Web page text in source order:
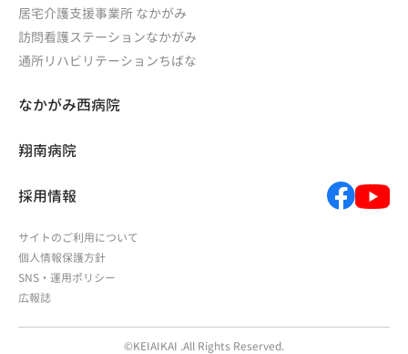
居宅介護支援事業所 なかがみ
訪問看護ステーションなかがみ
通所リハビリテーションちばな
なかがみ西病院
翔南病院
採用情報
サイトのご利用について
個人情報保護方針
SNS・運用ポリシー
広報誌
©KEIAIKAI .All Rights Reserved.